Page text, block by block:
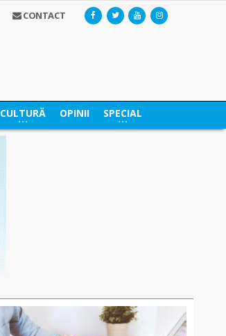
CONTACT
CULTURĂ OPINII SPECIAL